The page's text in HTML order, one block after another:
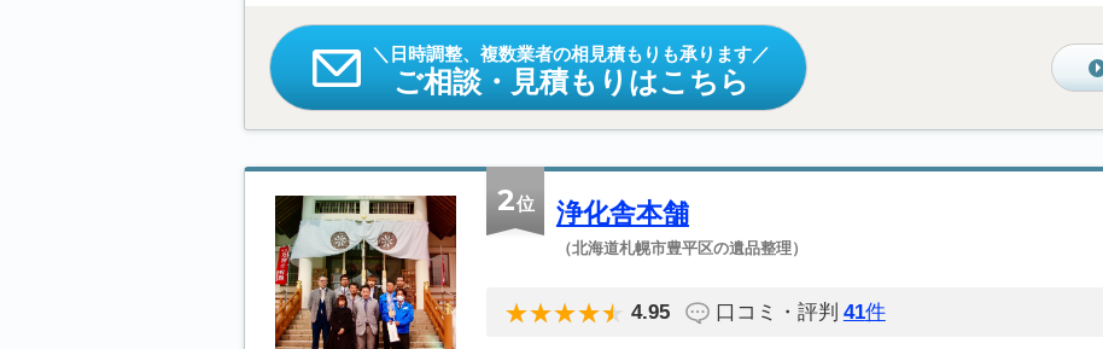
日時調整、複数業者の相見積もりも承ります
ご相談・見積もりはこちら
2位 浄化舎本舗
（北海道札幌市豊平区の遺品整理）
4.95 口コミ・評判 41件